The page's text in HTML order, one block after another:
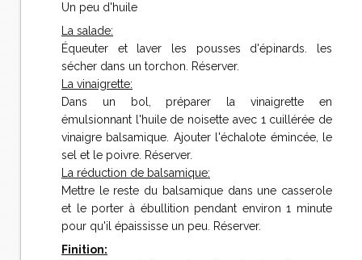
Un peu d'huile
La salade:
Équeuter et laver les pousses d'épinards. les
sécher dans un torchon. Réserver.
La vinaigrette:
Dans un bol, préparer la vinaigrette en
émulsionnant l'huile de noisette avec 1 cuillérée de
vinaigre balsamique. Ajouter l'échalote émincée, le
sel et le poivre. Réserver.
La réduction de balsamique:
Mettre le reste du balsamique dans une casserole
et le porter à ébullition pendant environ 1 minute
pour qu'il épaississe un peu. Réserver.
Finition: